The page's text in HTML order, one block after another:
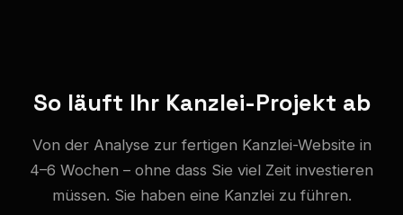
So läuft Ihr Kanzlei-Projekt ab
Von der Analyse zur fertigen Kanzlei-Website in
4–6 Wochen – ohne dass Sie viel Zeit investieren
müssen. Sie haben eine Kanzlei zu führen.